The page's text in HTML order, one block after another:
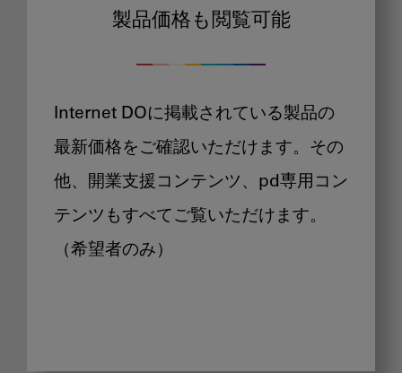
製品価格も閲覧可能
Internet DOに掲載されている製品の
最新価格をご確認いただけます。その
他、開業支援コンテンツ、pd専用コン
テンツもすべてご覧いただけます。
（希望者のみ）